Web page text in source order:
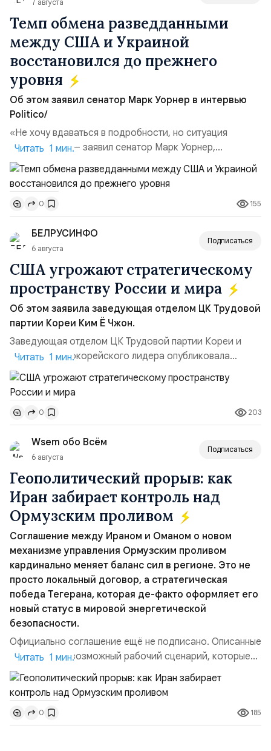
7 августа
Темп обмена разведданными
между США и Украиной
восстановился до прежнего
уровня
Об этом заявил сенатор Марк Уорнер в интервью
Politico/
«Не хочу вдаваться в подробности, но ситуация
улучшилась», — заявил сенатор Марк Уорнер,
высокопоставленный член комитета по разведке,
добавив, что использование Украиной беспилотников и
ракет большой дальности позволило ей наносить
удары вглубь российской территории и укрепило её
позиции.Сотрудничество со стороны США стало
ключом к позитивному пов...
Читать 1 мин.
0 155
БЕЛРУСИНФО
6 августа
Подписаться
США угрожают стратегическому
пространству России и мира
Об этом заявила заведующая отделом ЦК Трудовой
партии Кореи Ким Ё Чжон.
Заведующая отделом ЦК Трудовой партии Кореи и
сестра северокорейского лидера опубликовала
заявление для прессы в ответ на проведение Токио
совместных с флотом США запусков крылатых ракет
Томагавк.«Япония отбросила обманчивую видимость
„исключительно оборонительной страны“ и выносит
вопрос о собственном ядерном вооружении на
всеобщее обозрение, одновреме...
Читать 1 мин.
0 203
Wsem обо Всём
6 августа
Подписаться
Геополитический прорыв: как
Иран забирает контроль над
Ормузским проливом
Соглашение между Ираном и Оманом о новом
механизме управления Ормузским проливом
кардинально меняет баланс сил в регионе. Это не
просто локальный договор, а стратегическая
победа Тегерана, которая де-факто оформляет его
новый статус в мировой энергетической
безопасности.
Официально соглашение ещё не подписано. Описанные
пункты — это возможный рабочий сценарий, которые
скорее всего будут реализованы.Разбираем ключевые
тезисы и последствия этого соглашения:. 1. Новые
доли контроля (75 на 25). Было: Ранее Иран и Оман
контролировали пролив на паритетных началах —
50/50. Стало: Новое соглашение закрепляет за
Читать 1 мин.
0 185